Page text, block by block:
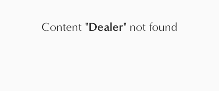
Content "Dealer" not found